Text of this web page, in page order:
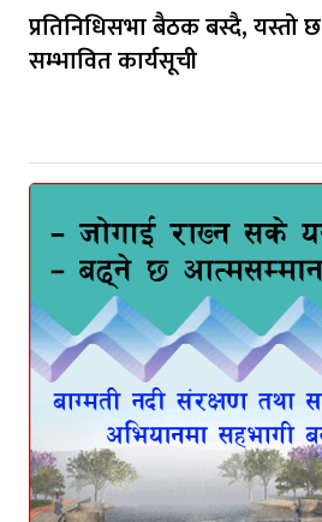
प्रतिनिधिसभा बैठक बस्दै, यस्तो छ
सम्भावित कार्यसूची